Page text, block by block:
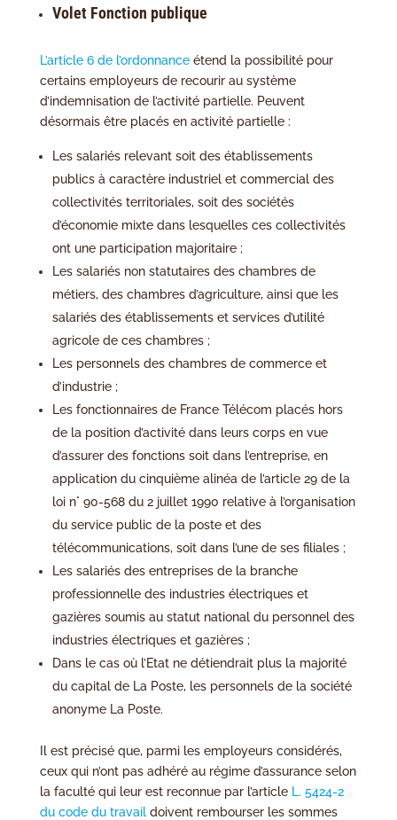
Volet Fonction publique
L’article 6 de l’ordonnanceétend la possibilité pour
certains employeurs de recourir au système
d’indemnisation de l’activité partielle. Peuvent
désormais être placés en activité partielle :
Les salariés relevant soit des établissements
publics à caractère industriel et commercial des
collectivités territoriales, soit des sociétés
d’économie mixte dans lesquelles ces collectivités
ont une participation majoritaire ;
Les salariés non statutaires des chambres de
métiers, des chambres d’agriculture, ainsi que les
salariés des établissements et services d’utilité
agricole de ces chambres ;
Les personnels des chambres de commerce et
d’industrie ;
Les fonctionnaires de France Télécom placés hors
de la position d’activité dans leurs corps en vue
d’assurer des fonctions soit dans l’entreprise, en
application du cinquième alinéa de l’article 29 de la
loi n° 90-568 du 2 juillet 1990 relative à l’organisation
du service public de la poste et des
télécommunications, soit dans l’une de ses filiales ;
Les salariés des entreprises de la branche
professionnelle des industries électriques et
gazières soumis au statut national du personnel des
industries électriques et gazières ;
Dans le cas où l’Etat ne détiendrait plus la majorité
du capital de La Poste, les personnels de la société
anonyme La Poste.
Il est précisé que, parmi les employeurs considérés,
ceux qui n’ont pas adhéré au régime d’assurance selon
la faculté qui leur est reconnue par l’article L. 5424-2
du code du travaildoivent rembourser les sommes